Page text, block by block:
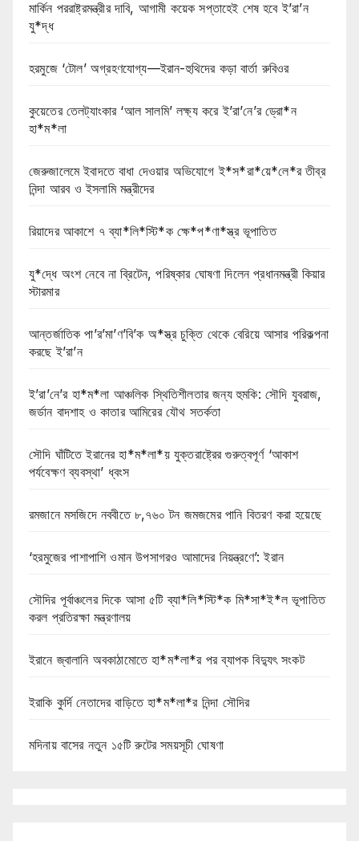
মার্কিন পররাষ্ট্রমন্ত্রীর দাবি, আগামী কয়েক সপ্তাহেই শেষ হবে ই’রা’ন
যু*দ্ধ
হরমুজে ‘টোল’ অগ্রহণযোগ্য—ইরান-হুথিদের কড়া বার্তা রুবিওর
কুয়েতের তেলট্যাংকার ‘আল সালমি’ লক্ষ্য করে ই’রা’নে’র ড্রো*ন
হা*ম*লা
জেরুজালেমে ইবাদতে বাধা দেওয়ার অভিযোগে ই*স*রা*য়ে*লে*র তীব্র
নিন্দা আরব ও ইসলামি মন্ত্রীদের
রিয়াদের আকাশে ৭ ব্যা*লি*স্টি*ক ক্ষে*প*ণা*স্ত্র ভূপাতিত
যু*দ্ধে অংশ নেবে না ব্রিটেন, পরিষ্কার ঘোষণা দিলেন প্রধানমন্ত্রী কিয়ার
স্টারমার
আন্তর্জাতিক পা’র’মা’ণ’বি’ক অ*স্ত্র চুক্তি থেকে বেরিয়ে আসার পরিকল্পনা
করছে ই’রা’ন
ই’রা’নে’র হা*ম*লা আঞ্চলিক স্থিতিশীলতার জন্য হুমকি: সৌদি যুবরাজ,
জর্ডান বাদশাহ ও কাতার আমিরের যৌথ সতর্কতা
সৌদি ঘাঁটিতে ইরানের হা*ম*লা*য় যুক্তরাষ্ট্রের গুরুত্বপূর্ণ ‘আকাশ
পর্যবেক্ষণ ব্যবস্থা’ ধ্বংস
রমজানে মসজিদে নববীতে ৮,৭৬০ টন জমজমের পানি বিতরণ করা হয়েছে
‘হরমুজের পাশাপাশি ওমান উপসাগরও আমাদের নিয়ন্ত্রণে’: ইরান
সৌদির পূর্বাঞ্চলের দিকে আসা ৫টি ব্যা*লি*স্টি*ক মি*সা*ই*ল ভূপাতিত
করল প্রতিরক্ষা মন্ত্রণালয়
ইরানে জ্বালানি অবকাঠামোতে হা*ম*লা*র পর ব্যাপক বিদ্যুৎ সংকট
ইরাকি কুর্দি নেতাদের বাড়িতে হা*ম*লা*র নিন্দা সৌদির
মদিনায় বাসের নতুন ১৫টি রুটের সময়সূচী ঘোষণা